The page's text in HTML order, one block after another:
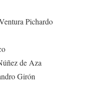
Pichardo
de Aza
Girón